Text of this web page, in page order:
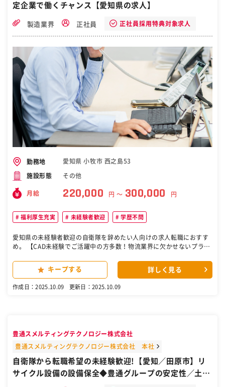
新潟県新潟市中央区弁天3-2-3 ニッセイ新潟駅前ビル4F 「新潟駅」
ル5F 「名古屋駅」徒歩6分 ※研修期間中は関東甲信の営業所にてOJT
内異動) ※U・Iターン歓迎 【雇入れ直後】上記事業所 【変更の範囲】
会社の定める各事業所 ［自衛隊・転職・求人］
定企業で働くチャンス【愛知県の求人】
製造業界 正社員 正社員採用特典対象求人
勤務地 愛知県 小牧市 西之島53
施設形態 その他
月給 220,000 円 〜 300,000 円
福利厚生充実 未経験者歓迎 学歴不問
愛知県の未経験者歓迎の自衛隊を辞めたい人向けの求人転職におすす
め。 【CAD未経験でご活躍中の方多数！物流業界に欠かせないプラス
安定】 【残業10H程度・土日休み、働きやすさ◎】 ■採用背景： 今
回は配属となる技術課が現在小牧工場のみで、営業職の利便性などを
段ボール（外側、中の仕切りなど）の設計職を担当します。AutoCAD
更修正 ▼顧客： ・自動車関連 7割 ・そのほか 3割 （農協、薬局、
食品等で扱う製品への納品箱 など） お客様は基本的にお客様もしく
どを学びます。習熟度合いに応じて3年程度で独り立ちして頂く予定
です。OJTは、技術課にいる5名の先輩方がサポートするので、完全未
キープする 詳しく見る
作成日：2025.10.09 更新日：2025.10.09
豊通スメルティングテクノロジー株式会社
豊通スメルティングテクノロジー株式会社 本社
自衛隊から転職希望の未経験歓迎!【愛知／田原市】リ
サイクル設備の設備保全◆豊通グループの安定性／土日